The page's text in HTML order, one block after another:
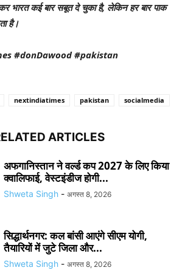
भारत कई बार सबूत दे चुका है, लेकिन हर बार पाक
है।
#donDawood #pakistan
nextindiatimes pakistan socialmedia
ARTICLES
अफगानिस्तान ने वर्ल्ड कप 2027 के लिए किया
क्वालिफाई, वेस्टइंडीज होगी...
Shweta Singh - अगस्त 8, 2026
सिद्धार्थनगर: कल बांसी आएंगे सीएम योगी,
तैयारियों में जुटे जिला और...
Shweta Singh - अगस्त 8, 2026